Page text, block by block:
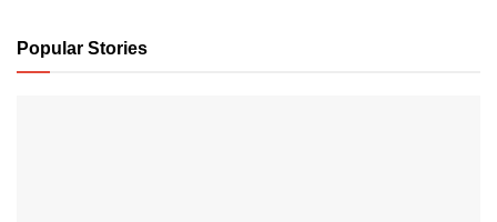
Popular Stories